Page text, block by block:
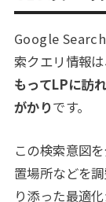
Google
索クエリ情報
もってLPに訪
がかりです。
この検索意図
置場所などを
り添った最適